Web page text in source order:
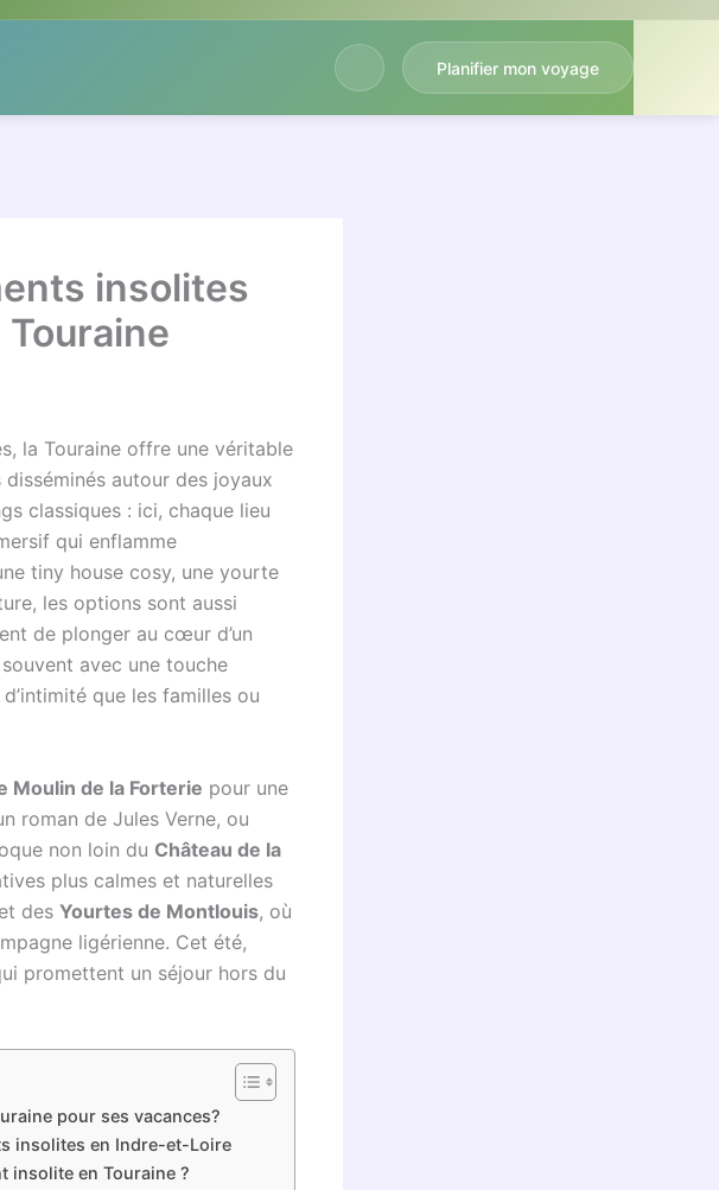
Planifier mon voyage
insolites
la Touraine offre une véritable
autour des joyaux
classiques : ici, chaque lieu
qui enflamme
tiny house cosy, une yourte
les options sont aussi
de plonger au cœur d’un
avec une touche
que les familles ou
Moulin de la Forterie pour une
roman de Jules Verne, ou
non loin du Château de la
plus calmes et naturelles
et des Yourtes de Montlouis, où
ligérienne. Cet été,
promettent un séjour hors du
pour ses vacances?
insolites en Indre-et-Loire
insolite en Touraine ?